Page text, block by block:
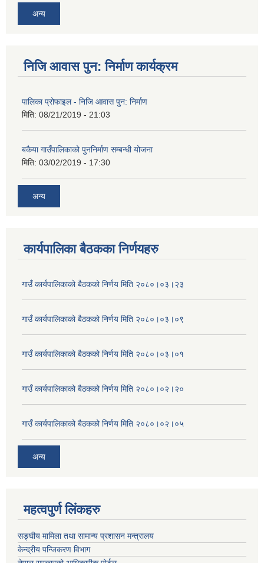
अन्य
निजि आवास पुन: निर्माण कार्यक्रम
पालिका प्रोफाइल - निजि आवास पुन: निर्माण
मिति: 08/21/2019 - 21:03
बकैया गाउँपालिकाको पुननिर्माण सम्बन्धी योजना
मिति: 03/02/2019 - 17:30
अन्य
कार्यपालिका बैठकका निर्णयहरु
गाउँ कार्यपालिकाको बैठकको निर्णय मिति २०८०।०३।२३
गाउँ कार्यपालिकाको बैठकको निर्णय मिति २०८०।०३।०९
गाउँ कार्यपालिकाको बैठकको निर्णय मिति २०८०।०३।०१
गाउँ कार्यपालिकाको बैठकको निर्णय मिति २०८०।०२।२०
गाउँ कार्यपालिकाको बैठकको निर्णय मिति २०८०।०२।०५
अन्य
महत्वपुर्ण लिंकहरु
सङ्घीय मामिला तथा सामान्य प्रशासन मन्त्रालय
केन्द्रीय पन्जिकरण विभाग